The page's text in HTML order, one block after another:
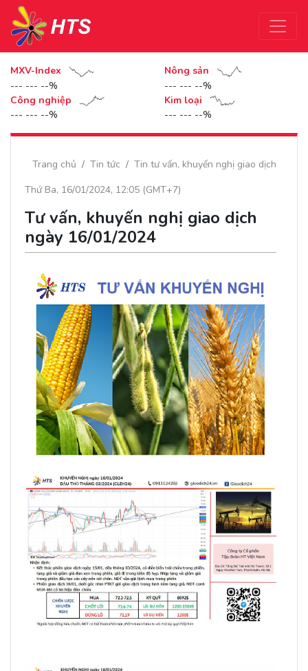
MXV-Index
--- --- --%
Nông sản
--- --- --%
Công nghiệp
--- --- --%
Kim loại
--- --- --%
Trang chủ Tin tức
Tin tư vấn, khuyến nghị giao dịch
Thứ Ba, 16/01/2024, 12:05 (GMT+7)
Tư vấn, khuyến nghị giao dịch
ngày 16/01/2024